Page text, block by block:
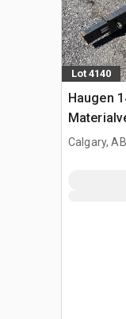
Lot 4140
Haugen
Calgary,